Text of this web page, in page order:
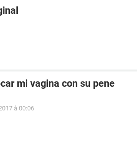
mi vagina con su pene
à 00:06